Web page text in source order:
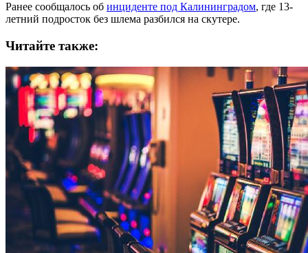
Ранее сообщалось об инциденте под Калининградом, где 13-
летний подросток без шлема разбился на скутере.
Читайте также: